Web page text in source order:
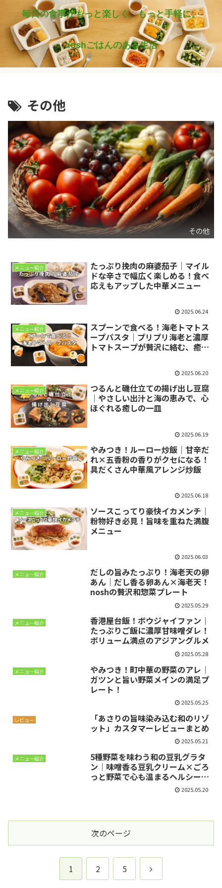
毎日の食事がもっと楽しく、もっと手軽に。
noshごはんのある生活
その他
その他
メニュー紹介
たっぷり挽肉の麻婆茄子｜マイル
ドな辛さで幅広く楽しめる！食べ
応えもアップした中華メニュー
2025.06.24
メニュー紹介
スプーンで食べる！海老トマトス
ープパスタ｜プリプリ海老と濃厚
トマトスープが贅沢に絡む、癒し
2025.06.20
メニュー紹介
つるんと磯仕立ての揚げ出し豆腐
｜やさしい出汁と海の恵みで、心
ほぐれる癒しの一皿
2025.06.19
メニュー紹介
やみつき！ルーロー炒飯｜甘辛だ
れ×五香粉の香りがクセになる！
具だくさん中華風アレンジ炒飯
2025.06.18
メニュー紹介
ソースこってり豪快イカメンチ｜
粉物好き必見！旨味を重ねた満腹
メニュー
2025.06.03
メニュー紹介
だしの旨みたっぷり！海老天の卵
あん｜だし香る卵あん×海老天！
noshの贅沢和惣菜プレート
2025.05.29
メニュー紹介
香港屋台飯！ボウジャイファン｜
たっぷりご飯に濃厚甘味噌ダレ！
ボリューム満点のアジアングルメ
2025.05.28
メニュー紹介
やみつき！町中華の野菜のアレ｜
ガツンと旨い野菜メインの満足プ
レート！
2025.05.25
レビュー
「あさりの旨味染み込む和のリゾ
ット」カスタマーレビューまとめ
2025.05.21
メニュー紹介
5種野菜を味わう和の豆乳グラタ
ン｜味噌香る豆乳クリーム×ごろ
っと野菜で心も温まるヘルシー仕
2025.05.20
次のページ
1 2 5
次